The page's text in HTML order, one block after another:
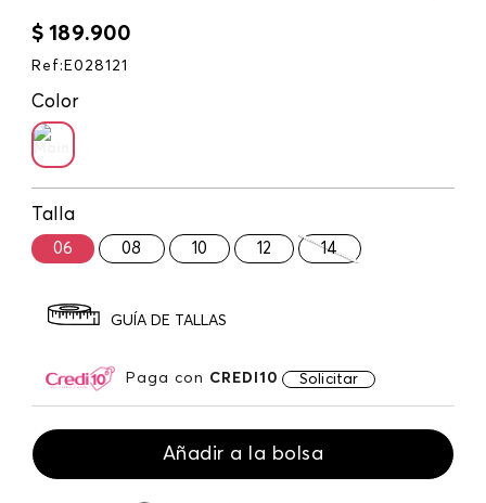
$ 189.900
Ref : E028121
Color
Talla
06 08 10 12 14
GUÍA DE TALLAS
Paga con CREDI10 Solicitar
Añadir a la bolsa